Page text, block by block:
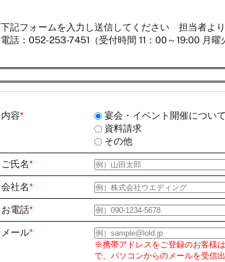
FAIR
PHOTO
下記フォームを入力し送信してください 担当者よ
電話： 052-253-7451 （受付時間 11：00～19:00 月曜
内容*
宴会・イベント開催について
資料請求
その他
ご氏名*
会社名*
お電話*
メール*
※携帯アドレスをご登録のお客様
で、パソコンからのメールを受信